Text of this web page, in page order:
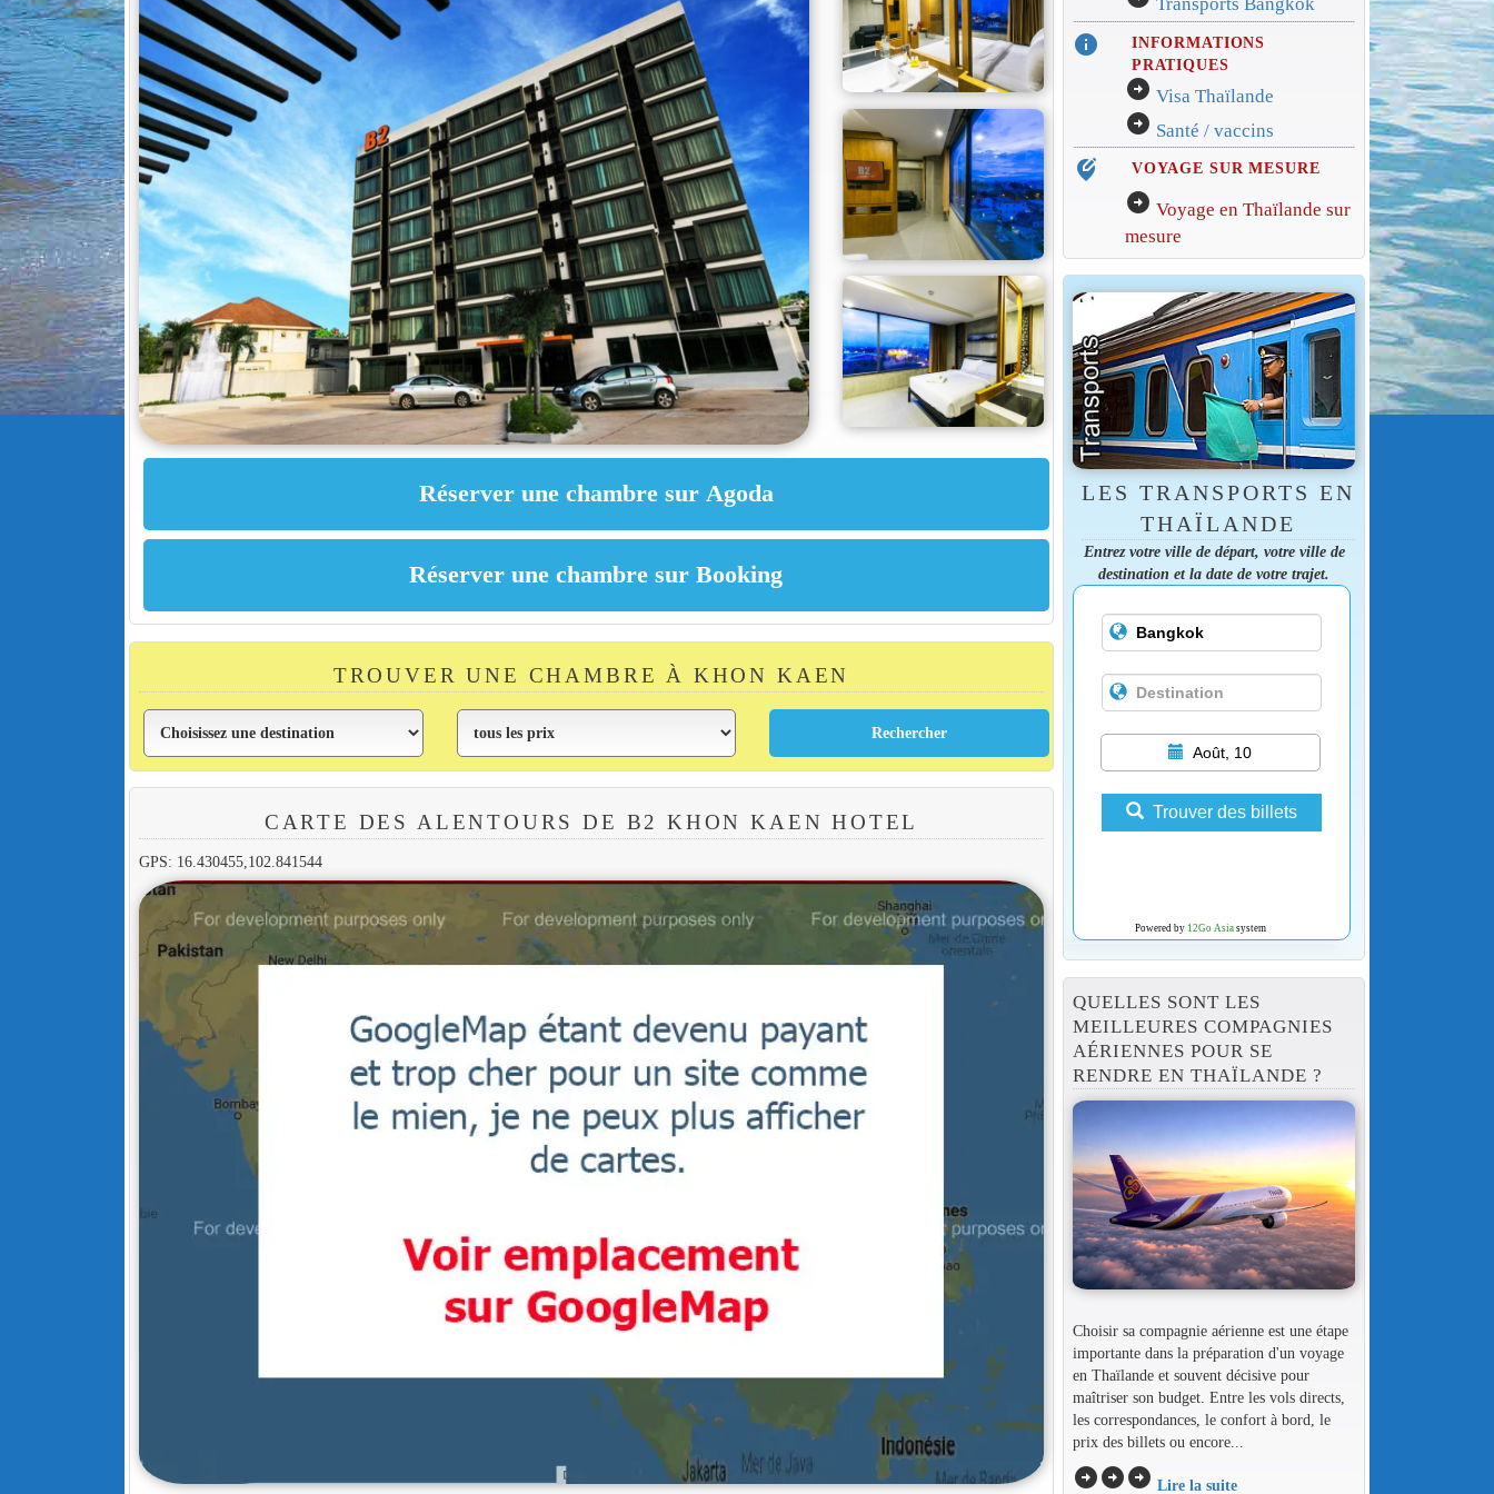
TROUVER UNE CHAMBRE À KHON KAEN
CARTE DES ALENTOURS DE B2 KHON KAEN HOTEL
GPS: 16.430455,102.841544
Transports Bangkok
info
INFORMATIONS
PRATIQUES
arrow_circle_right Visa Thaïlande
arrow_circle_right Santé / vaccins
edit_location_alt VOYAGE SUR MESURE
arrow_circle_right Voyage en Thaïlande sur
mesure
LES TRANSPORTS EN
THAÏLANDE
Entrez votre ville de départ, votre ville de
destination et la date de votre trajet.
Août, 10
Trouver des billets
Powered by 12Go Asiasystem
QUELLES SONT LES
MEILLEURES COMPAGNIES
AÉRIENNES POUR SE
RENDRE EN THAÏLANDE ?
Choisir sa compagnie aérienne est une étape
importante dans la préparation d'un voyage
en Thaïlande et souvent décisive pour
maîtriser son budget. Entre les vols directs,
les correspondances, le confort à bord, le
prix des billets ou encore...
arrow_circle_rightarrow_circle_rightarrow_circle_right Lire la suite